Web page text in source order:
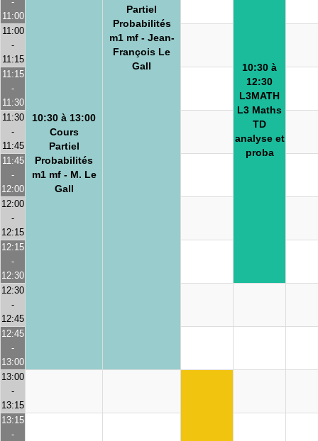
Partiel
Probabilités
m1 mf - Jean-
François Le
Gall
10:30 à 13:00
Cours
Partiel
Probabilités
m1 mf - M. Le
Gall
10:30 à
12:30
L3MATH
L3 Maths
TD
analyse et
proba
11:00
11:00
-
11:15
11:15
-
11:30
11:30
-
11:45
11:45
-
12:00
12:00
-
12:15
12:15
-
12:30
12:30
-
12:45
12:45
-
13:00
13:00
-
13:15
13:15
-